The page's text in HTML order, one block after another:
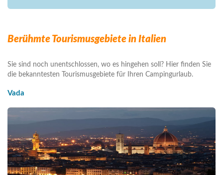
Berühmte Tourismusgebiete in Italien
Sie sind noch unentschlossen, wo es hingehen soll? Hier finden Sie
die bekanntesten Tourismusgebiete für Ihren Campingurlaub.
Vada